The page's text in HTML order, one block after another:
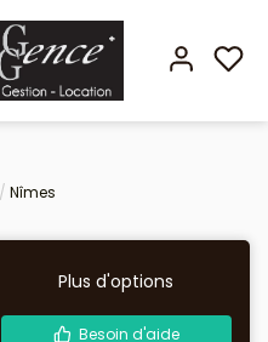
Nîmes
Plus d'options
Besoin d'aide